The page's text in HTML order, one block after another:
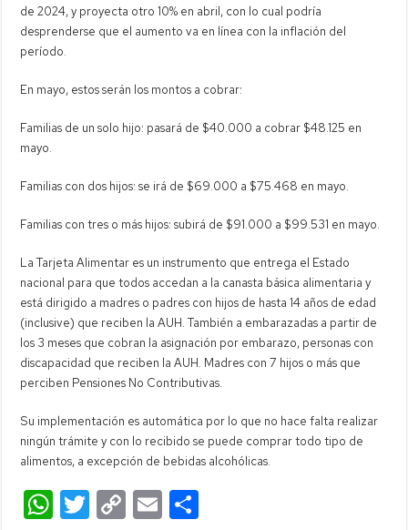
de 2024, y proyecta otro 10% en abril, con lo cual podría
desprenderse que el aumento va en línea con la inflación del
período.
En mayo, estos serán los montos a cobrar:
Familias de un solo hijo: pasará de $40.000 a cobrar $48.125 en
mayo.
Familias con dos hijos: se irá de $69.000 a $75.468 en mayo.
Familias con tres o más hijos: subirá de $91.000 a $99.531 en mayo.
La Tarjeta Alimentar es un instrumento que entrega el Estado
nacional para que todos accedan a la canasta básica alimentaria y
está dirigido a madres o padres con hijos de hasta 14 años de edad
(inclusive) que reciben la AUH. También a embarazadas a partir de
los 3 meses que cobran la asignación por embarazo, personas con
discapacidad que reciben la AUH. Madres con 7 hijos o más que
perciben Pensiones No Contributivas.
Su implementación es automática por lo que no hace falta realizar
ningún trámite y con lo recibido se puede comprar todo tipo de
alimentos, a excepción de bebidas alcohólicas.
W T C E